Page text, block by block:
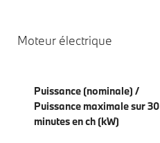
Moteur électrique
Puissance (nominale) /
Puissance maximale sur 30
minutes en ch (kW)